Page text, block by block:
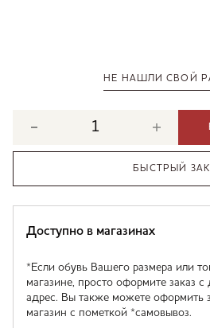
НЕ НАШЛИ СВОЙ
БЫСТРЫЙ
Доступно в магазинах
*Если обувь Вашего размера или
магазине, просто оформите заказ
адрес. Вы также можете оформить
магазин с пометкой *самовывоз.